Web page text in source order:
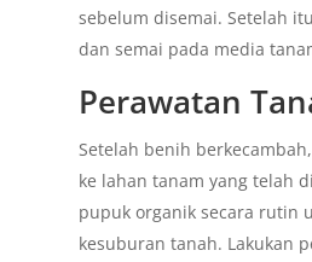
sebelum disemai. Setelah
dan semai pada media
Perawatan
Setelah benih
ke lahan tanam yang telah
pupuk organik secara rutin
kesuburan tanah. Lakukan